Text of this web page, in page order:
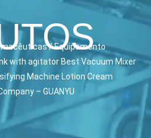
/Equipamento
with agitator Best Vacuum Mixer
Machine Lotion Cream
– GUANYU